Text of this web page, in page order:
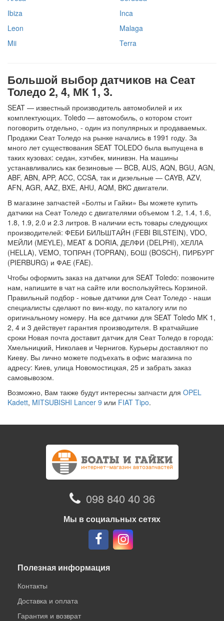
Ibiza
Inca
Leon
Malaga
Mii
Terra
Большой выбор датчиков на Сеат
Толедо 2, 4, МК 1, 3.
SEAT — известный производитель автомобилей и их
комплектующих. Toledo — автомобиль, о котором стоит
поговорить отдельно, - один из популярных и продаваемых.
Продажи Сеат Толедо на рынке начались в 1991 году. За
много лет существования SEAT TOLEDO была выпущена в
таких кузовах: седан, хэтчбек, минивэн. На машины
устанавливались как безиновые — BCB, AUS, AQN, BGU, AGN,
ABF, ABN, APP, ACC, CCSA, так и дизельные — CAYB, AZV,
AFN, AGR, AAZ, BXE, AHU, AQM, BKC двигатели.
В магазине запчастей «Болты и Гайки» Вы можете купить
датчики на Сеат Толедо с двигателями объемом 1.2, 1.4, 1.6,
1.8, 1.9, 2.0 и 2.3 литров. В наличии есть товары следующих
производителей: ФЕБИ БИЛЬШТАЙН (FEBI BILSTEIN), VDO,
МЕЙЛИ (MEYLE), MEAT & DORIA, ДЕЛФИ (DELPHI), ХЕЛЛА
(HELLA), VEMO, ТОПРАН (TOPRAN), БОШ (BOSCH), ПИРБУРГ
(PIERBURG) и ФАЕ (FAE).
Чтобы оформить заказ на датчики для SEAT Toledo: позвоните
нам, напишите в чат на сайте или воспользуйтесь Корзиной.
Правильный подбор - новые датчики для Сеат Толедо - наши
специалисты сделают по вин-коду, по каталогу или по
оригинальному номеру. На все датчики для SEAT Toledo MK 1,
2, 4 и 3 действует гарантия производителя. В кратчайшие
сроки Новая почта доставит датчик для Сеат Толедо в города:
Хмельницкий, Николаев и Чернигов. Курьеры доставляют по
Киеву. Вы лично можете подъехать в офис магазина по
адресу: Киев, улица Новомостицкая, 25 и забрать заказ
самовывозом.
Возможно, Вам также будут интересны запчасти для OPEL
Kadett, MITSUBISHI Lancer 9 или FIAT Tipo.
098 840 40 36
Мы в социальных сетях
Полезная информация
Контакты
Доставка и оплата
Гарантия и возврат